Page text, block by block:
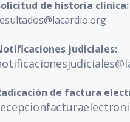
de historia clínica:
judiciales:
de factura